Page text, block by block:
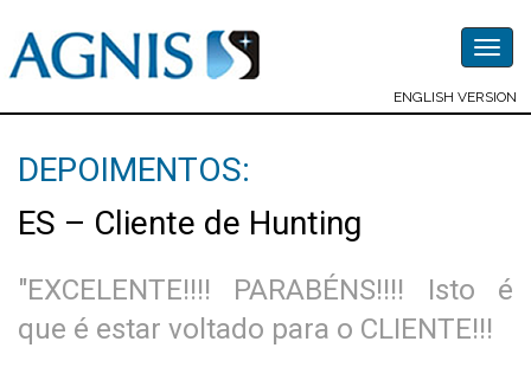
ENGLISH VERSION
DEPOIMENTOS:
ES – Cliente de Hunting
"EXCELENTE!!!! PARABÉNS!!!! Isto é
que é estar voltado para o CLIENTE!!!